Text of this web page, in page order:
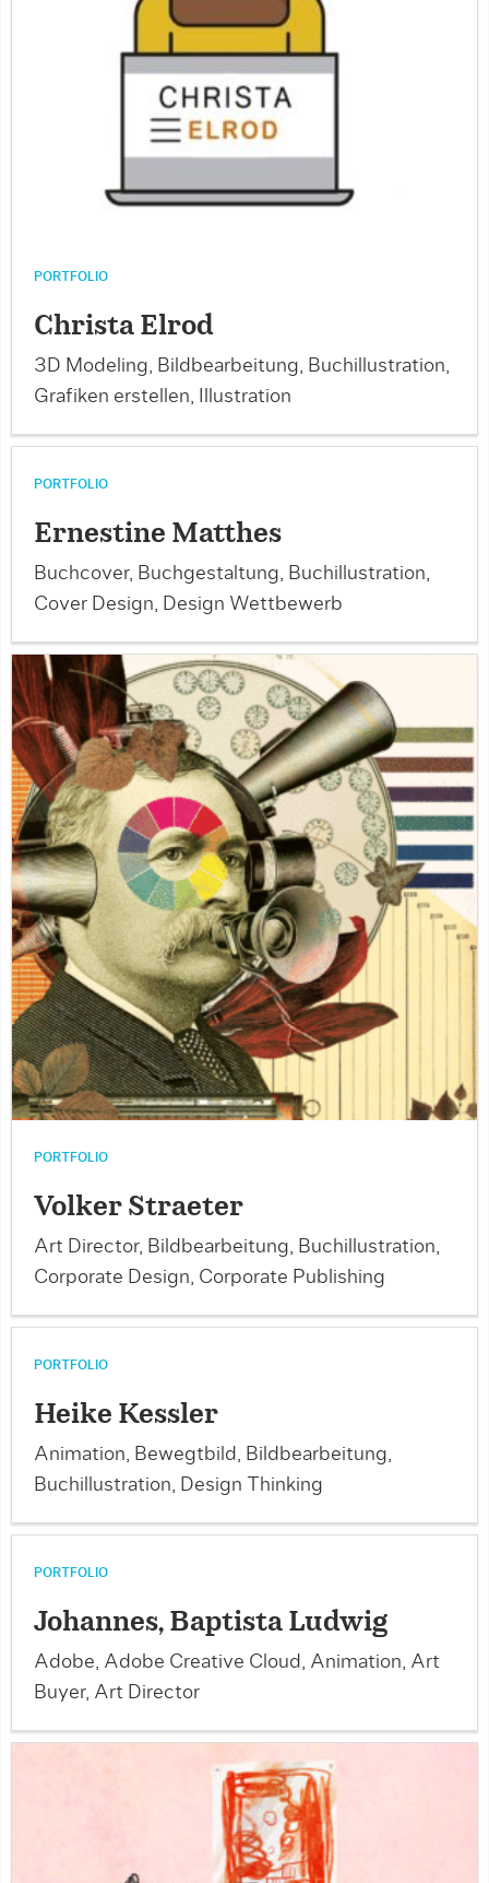
PORTFOLIO
Christa Elrod
3D Modeling, Bildbearbeitung, Buchillustration,
Grafiken erstellen, Illustration
PORTFOLIO
Ernestine Matthes
Buchcover, Buchgestaltung, Buchillustration,
Cover Design, Design Wettbewerb
PORTFOLIO
Volker Straeter
Art Director, Bildbearbeitung, Buchillustration,
Corporate Design, Corporate Publishing
PORTFOLIO
Heike Kessler
Animation, Bewegtbild, Bildbearbeitung,
Buchillustration, Design Thinking
PORTFOLIO
Johannes, Baptista Ludwig
Adobe, Adobe Creative Cloud, Animation, Art
Buyer, Art Director